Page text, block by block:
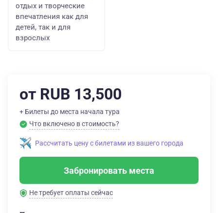
отдых и творческие
впечатления как для
детей, так и для
взрослых
от RUB 13,500
+ Билеты до места начала тура
Что включено в стоимость?
Рассчитать цену с билетами из вашего города
Забронировать места
Не требует оплаты сейчас